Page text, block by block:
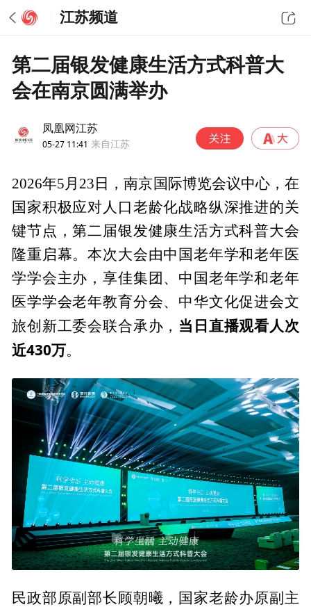
江苏频道
第二届银发健康生活方式科普大
会在南京圆满举办
凤凰网江苏
05-27 11:41 来自江苏
2026年5月23日，南京国际博览会议中心，在
国家积极应对人口老龄化战略纵深推进的关
键节点，第二届银发健康生活方式科普大会
隆重启幕。本次大会由中国老年学和老年医
学学会主办，享佳集团、中国老年学和老年
医学学会老年教育分会、中华文化促进会文
旅创新工委会联合承办， 当日直播观看人次
近430万。
民政部原副部长顾朝曦，国家老龄办原副主